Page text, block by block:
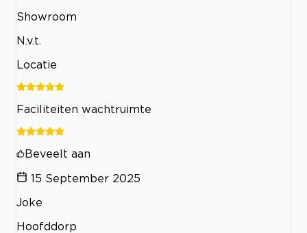
Showroom
N.v.t.
Locatie
Faciliteiten wachtruimte
Beveelt aan
15 September 2025
Joke
Hoofddorp